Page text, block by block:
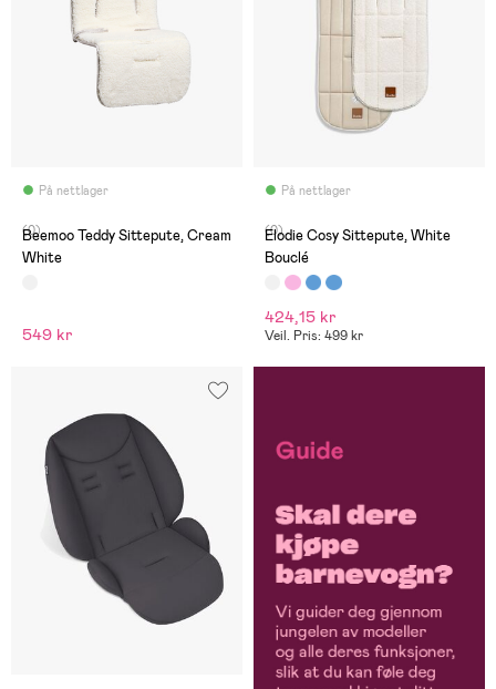
På nettlager
(0)
Beemoo Teddy Sittepute, Cream
White
549 kr
På nettlager
(0)
Elodie Cosy Sittepute, White
Bouclé
424,15 kr
Veil. Pris: 499 kr